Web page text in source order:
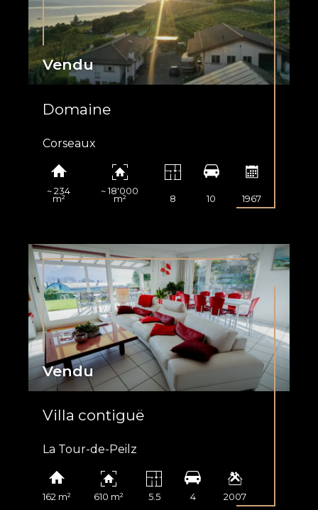
Vendu
Domaine
Corseaux
~ 234
m²
~ 18'000
m² 8 10 1967
Vendu
Villa contiguë
La Tour-de-Peilz
162 m² 610 m² 5.5 4 2007